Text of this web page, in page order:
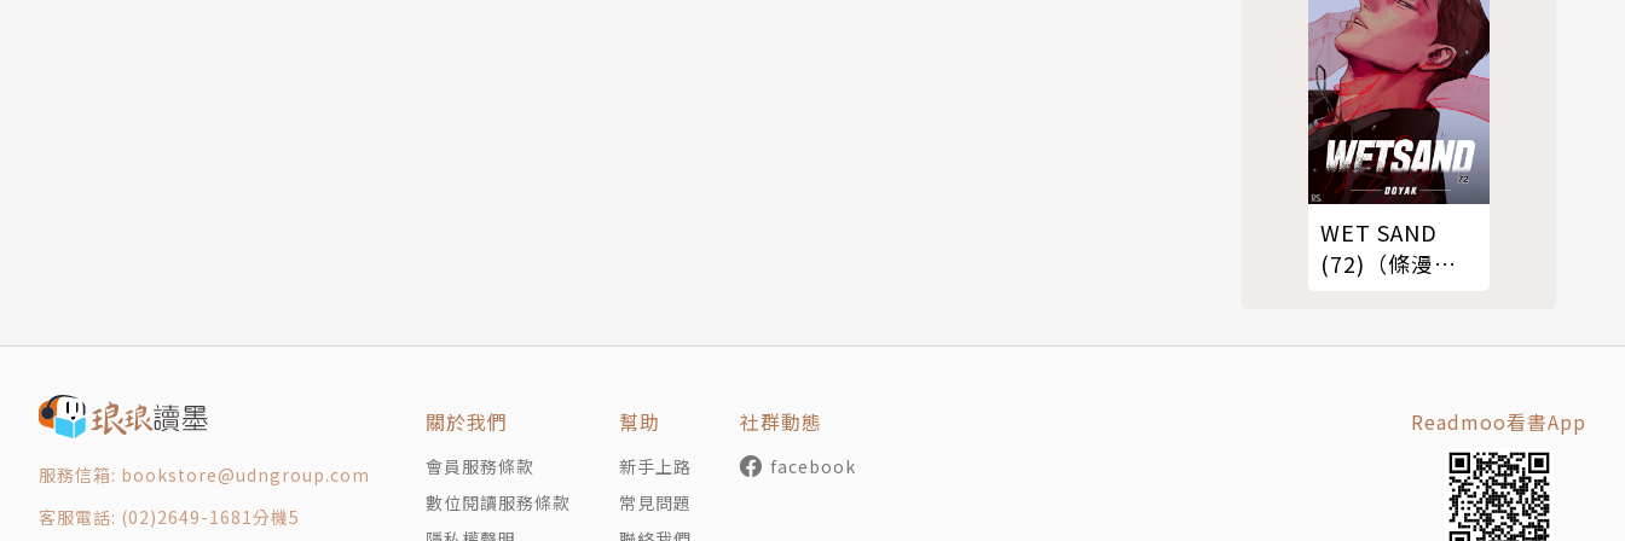
WET SAND
(72)（條漫
服務信箱: bookstore@udngroup.com
客服電話: (02)2649-1681分機5
關於我們
會員服務條款
數位閱讀服務條款
幫助
新手上路
常見問題
社群動態
facebook
Readmoo看書App